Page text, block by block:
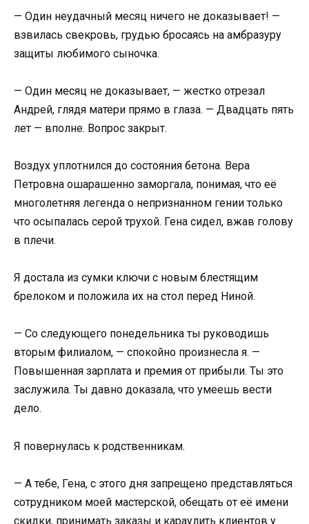
— Один неудачный месяц ничего не доказывает! —
взвилась свекровь, грудью бросаясь на амбразуру
защиты любимого сыночка.
— Один месяц не доказывает, — жестко отрезал
Андрей, глядя матери прямо в глаза. — Двадцать пять
лет — вполне. Вопрос закрыт.
Воздух уплотнился до состояния бетона. Вера
Петровна ошарашенно заморгала, понимая, что её
многолетняя легенда о непризнанном гении только
что осыпалась серой трухой. Гена сидел, вжав голову
в плечи.
Я достала из сумки ключи с новым блестящим
брелоком и положила их на стол перед Ниной.
— Со следующего понедельника ты руководишь
вторым филиалом, — спокойно произнесла я. —
Повышенная зарплата и премия от прибыли. Ты это
заслужила. Ты давно доказала, что умеешь вести
дело.
Я повернулась к родственникам.
— А тебе, Гена, с этого дня запрещено представляться
сотрудником моей мастерской, обещать от её имени
скидки, принимать заказы и караулить клиентов у